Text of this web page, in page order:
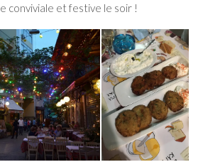
conviviale et festive le soir !